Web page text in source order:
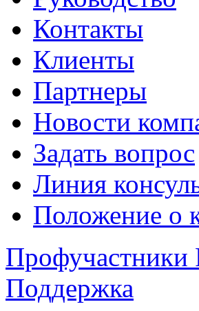
Контакты
Клиенты
Партнеры
Новости
Задать вопрос
Линия
Положение о
Поддержка